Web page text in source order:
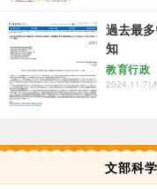
過去最
知
教育行政
2024.11.7(
文部科